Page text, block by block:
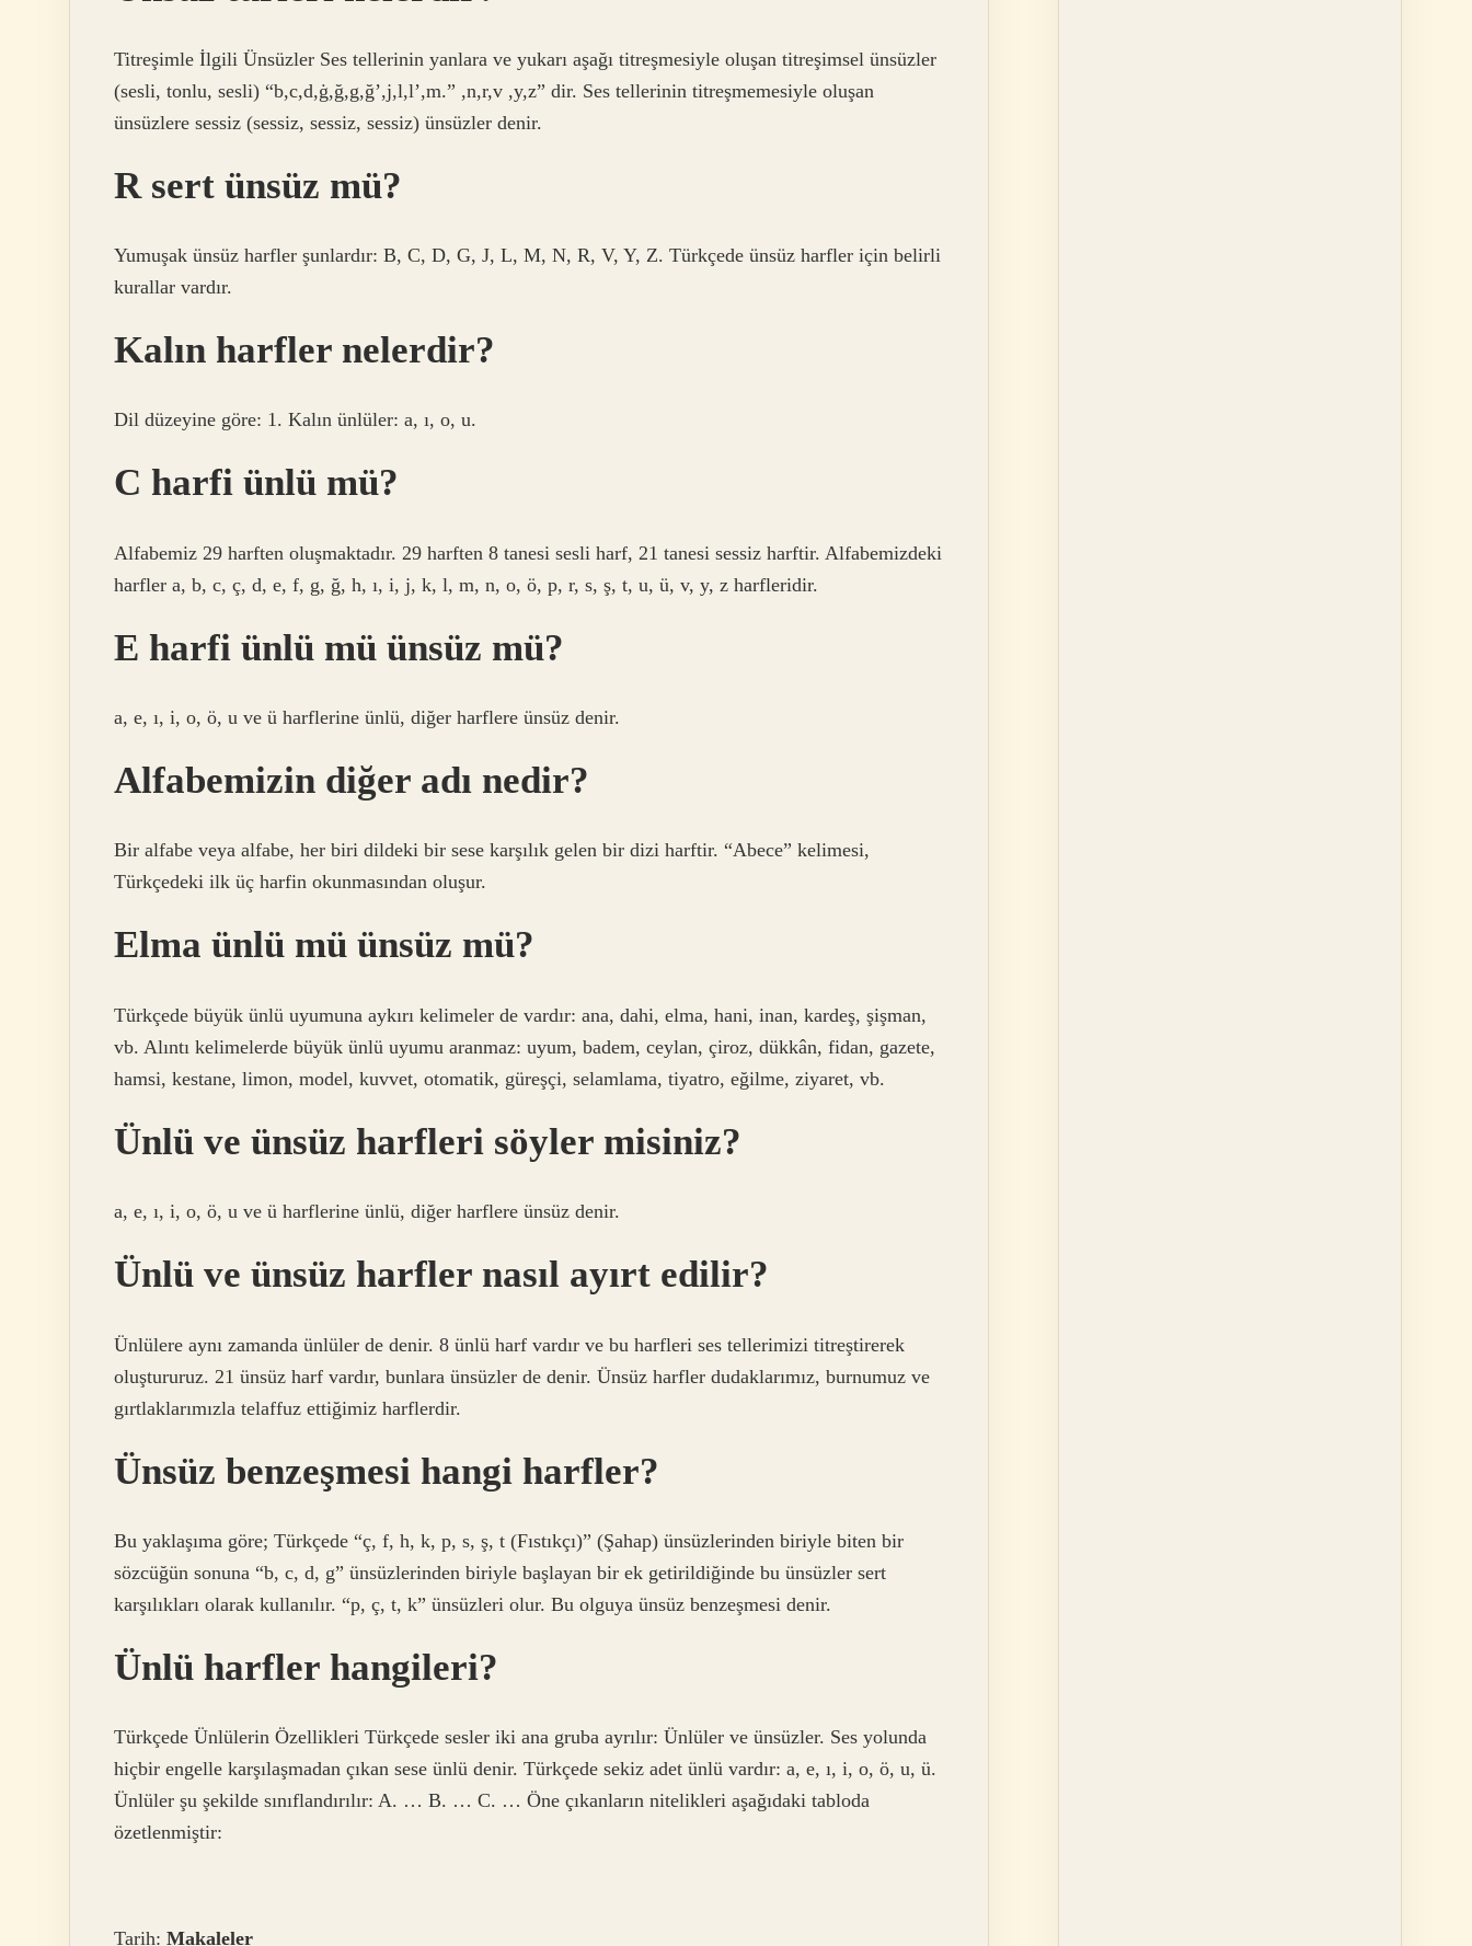
Titreşimle İlgili Ünsüzler Ses tellerinin yanlara ve yukarı aşağı titreşmesiyle oluşan titreşimsel ünsüzler
(sesli, tonlu, sesli) “b,c,d,ġ,ğ,g,ğ’,j,l,l’,m.” ,n,r,v ,y,z” dir. Ses tellerinin titreşmemesiyle oluşan
ünsüzlere sessiz (sessiz, sessiz, sessiz) ünsüzler denir.
R sert ünsüz mü?
Yumuşak ünsüz harfler şunlardır: B, C, D, G, J, L, M, N, R, V, Y, Z. Türkçede ünsüz harfler için belirli
kurallar vardır.
Kalın harfler nelerdir?
Dil düzeyine göre: 1. Kalın ünlüler: a, ı, o, u.
C harfi ünlü mü?
Alfabemiz 29 harften oluşmaktadır. 29 harften 8 tanesi sesli harf, 21 tanesi sessiz harftir. Alfabemizdeki
harfler a, b, c, ç, d, e, f, g, ğ, h, ı, i, j, k, l, m, n, o, ö, p, r, s, ş, t, u, ü, v, y, z harfleridir.
E harfi ünlü mü ünsüz mü?
a, e, ı, i, o, ö, u ve ü harflerine ünlü, diğer harflere ünsüz denir.
Alfabemizin diğer adı nedir?
Bir alfabe veya alfabe, her biri dildeki bir sese karşılık gelen bir dizi harftir. “Abece” kelimesi,
Türkçedeki ilk üç harfin okunmasından oluşur.
Elma ünlü mü ünsüz mü?
Türkçede büyük ünlü uyumuna aykırı kelimeler de vardır: ana, dahi, elma, hani, inan, kardeş, şişman,
vb. Alıntı kelimelerde büyük ünlü uyumu aranmaz: uyum, badem, ceylan, çiroz, dükkân, fidan, gazete,
hamsi, kestane, limon, model, kuvvet, otomatik, güreşçi, selamlama, tiyatro, eğilme, ziyaret, vb.
Ünlü ve ünsüz harfleri söyler misiniz?
a, e, ı, i, o, ö, u ve ü harflerine ünlü, diğer harflere ünsüz denir.
Ünlü ve ünsüz harfler nasıl ayırt edilir?
Ünlülere aynı zamanda ünlüler de denir. 8 ünlü harf vardır ve bu harfleri ses tellerimizi titreştirerek
oluştururuz. 21 ünsüz harf vardır, bunlara ünsüzler de denir. Ünsüz harfler dudaklarımız, burnumuz ve
gırtlaklarımızla telaffuz ettiğimiz harflerdir.
Ünsüz benzeşmesi hangi harfler?
Bu yaklaşıma göre; Türkçede “ç, f, h, k, p, s, ş, t (Fıstıkçı)” (Şahap) ünsüzlerinden biriyle biten bir
sözcüğün sonuna “b, c, d, g” ünsüzlerinden biriyle başlayan bir ek getirildiğinde bu ünsüzler sert
karşılıkları olarak kullanılır. “p, ç, t, k” ünsüzleri olur. Bu olguya ünsüz benzeşmesi denir.
Ünlü harfler hangileri?
Türkçede Ünlülerin Özellikleri Türkçede sesler iki ana gruba ayrılır: Ünlüler ve ünsüzler. Ses yolunda
hiçbir engelle karşılaşmadan çıkan sese ünlü denir. Türkçede sekiz adet ünlü vardır: a, e, ı, i, o, ö, u, ü.
Ünlüler şu şekilde sınıflandırılır: A. … B. … C. … Öne çıkanların nitelikleri aşağıdaki tabloda
özetlenmiştir:
Tarih: Makaleler